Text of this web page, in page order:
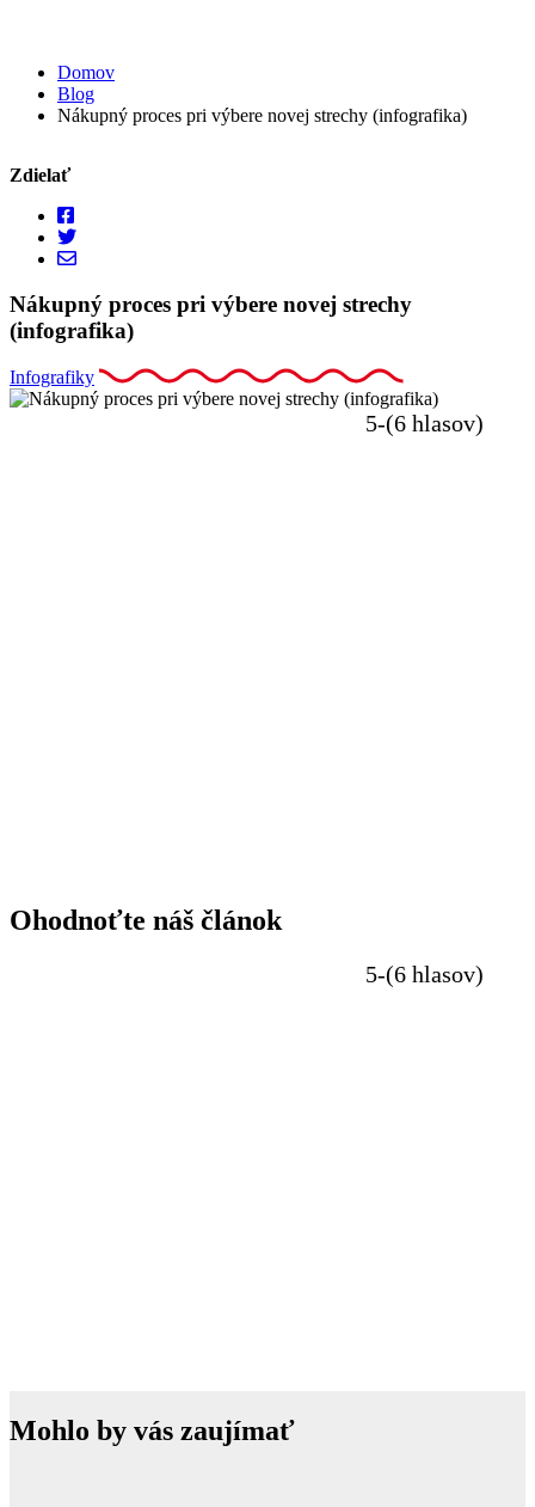
Domov
Blog
Nákupný proces pri výbere novej strechy (infografika)
Zdielať
Nákupný proces pri výbere novej strechy
(infografika)
Infografiky
5-(6 hlasov)
Ohodnoťte náš článok
5-(6 hlasov)
Mohlo by vás zaujímať